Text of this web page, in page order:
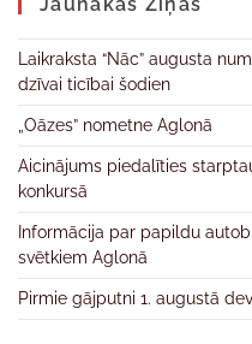
Laikraksta “Nāc” augusta
dzīvai ticībai šodien
„Oāzes” nometne Aglonā
Aicinājums piedalīties
konkursā
Informācija par papildu
svētkiem Aglonā
Pirmie gājputni 1. augustā